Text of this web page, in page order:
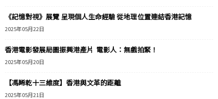
《記憶對視》展覽 呈現個人生命經驗 從地理位置連結香港記憶
2025年05月22日
香港電影發展局圖振興港產片 電影人：無戲拍緊！
2025年05月20日
【馮睎乾十三維度】香港與文革的距離
2025年05月21日